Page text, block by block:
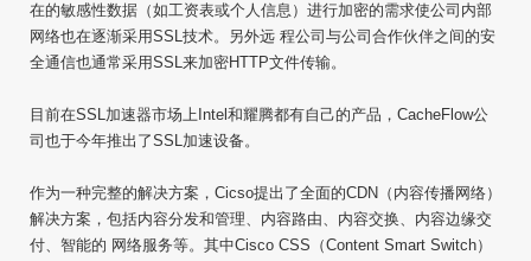
在的敏感性数据（如工资表或个人信息）进行加密的需求使公司内部
网络也在逐渐采用SSL技术。另外远 程公司与公司合作伙伴之间的安
全通信也通常采用SSL来加密HTTP文件传输。
目前在SSL加速器市场上Intel和耀腾都有自己的产品，CacheFlow公
司也于今年推出了SSL加速设备。
作为一种完整的解决方案，Cicso提出了全面的CDN（内容传播网络）
解决方案，包括内容分发和管理、内容路由、内容交换、内容边缘交
付、智能的 网络服务等。其中Cisco CSS（Content Smart Switch）